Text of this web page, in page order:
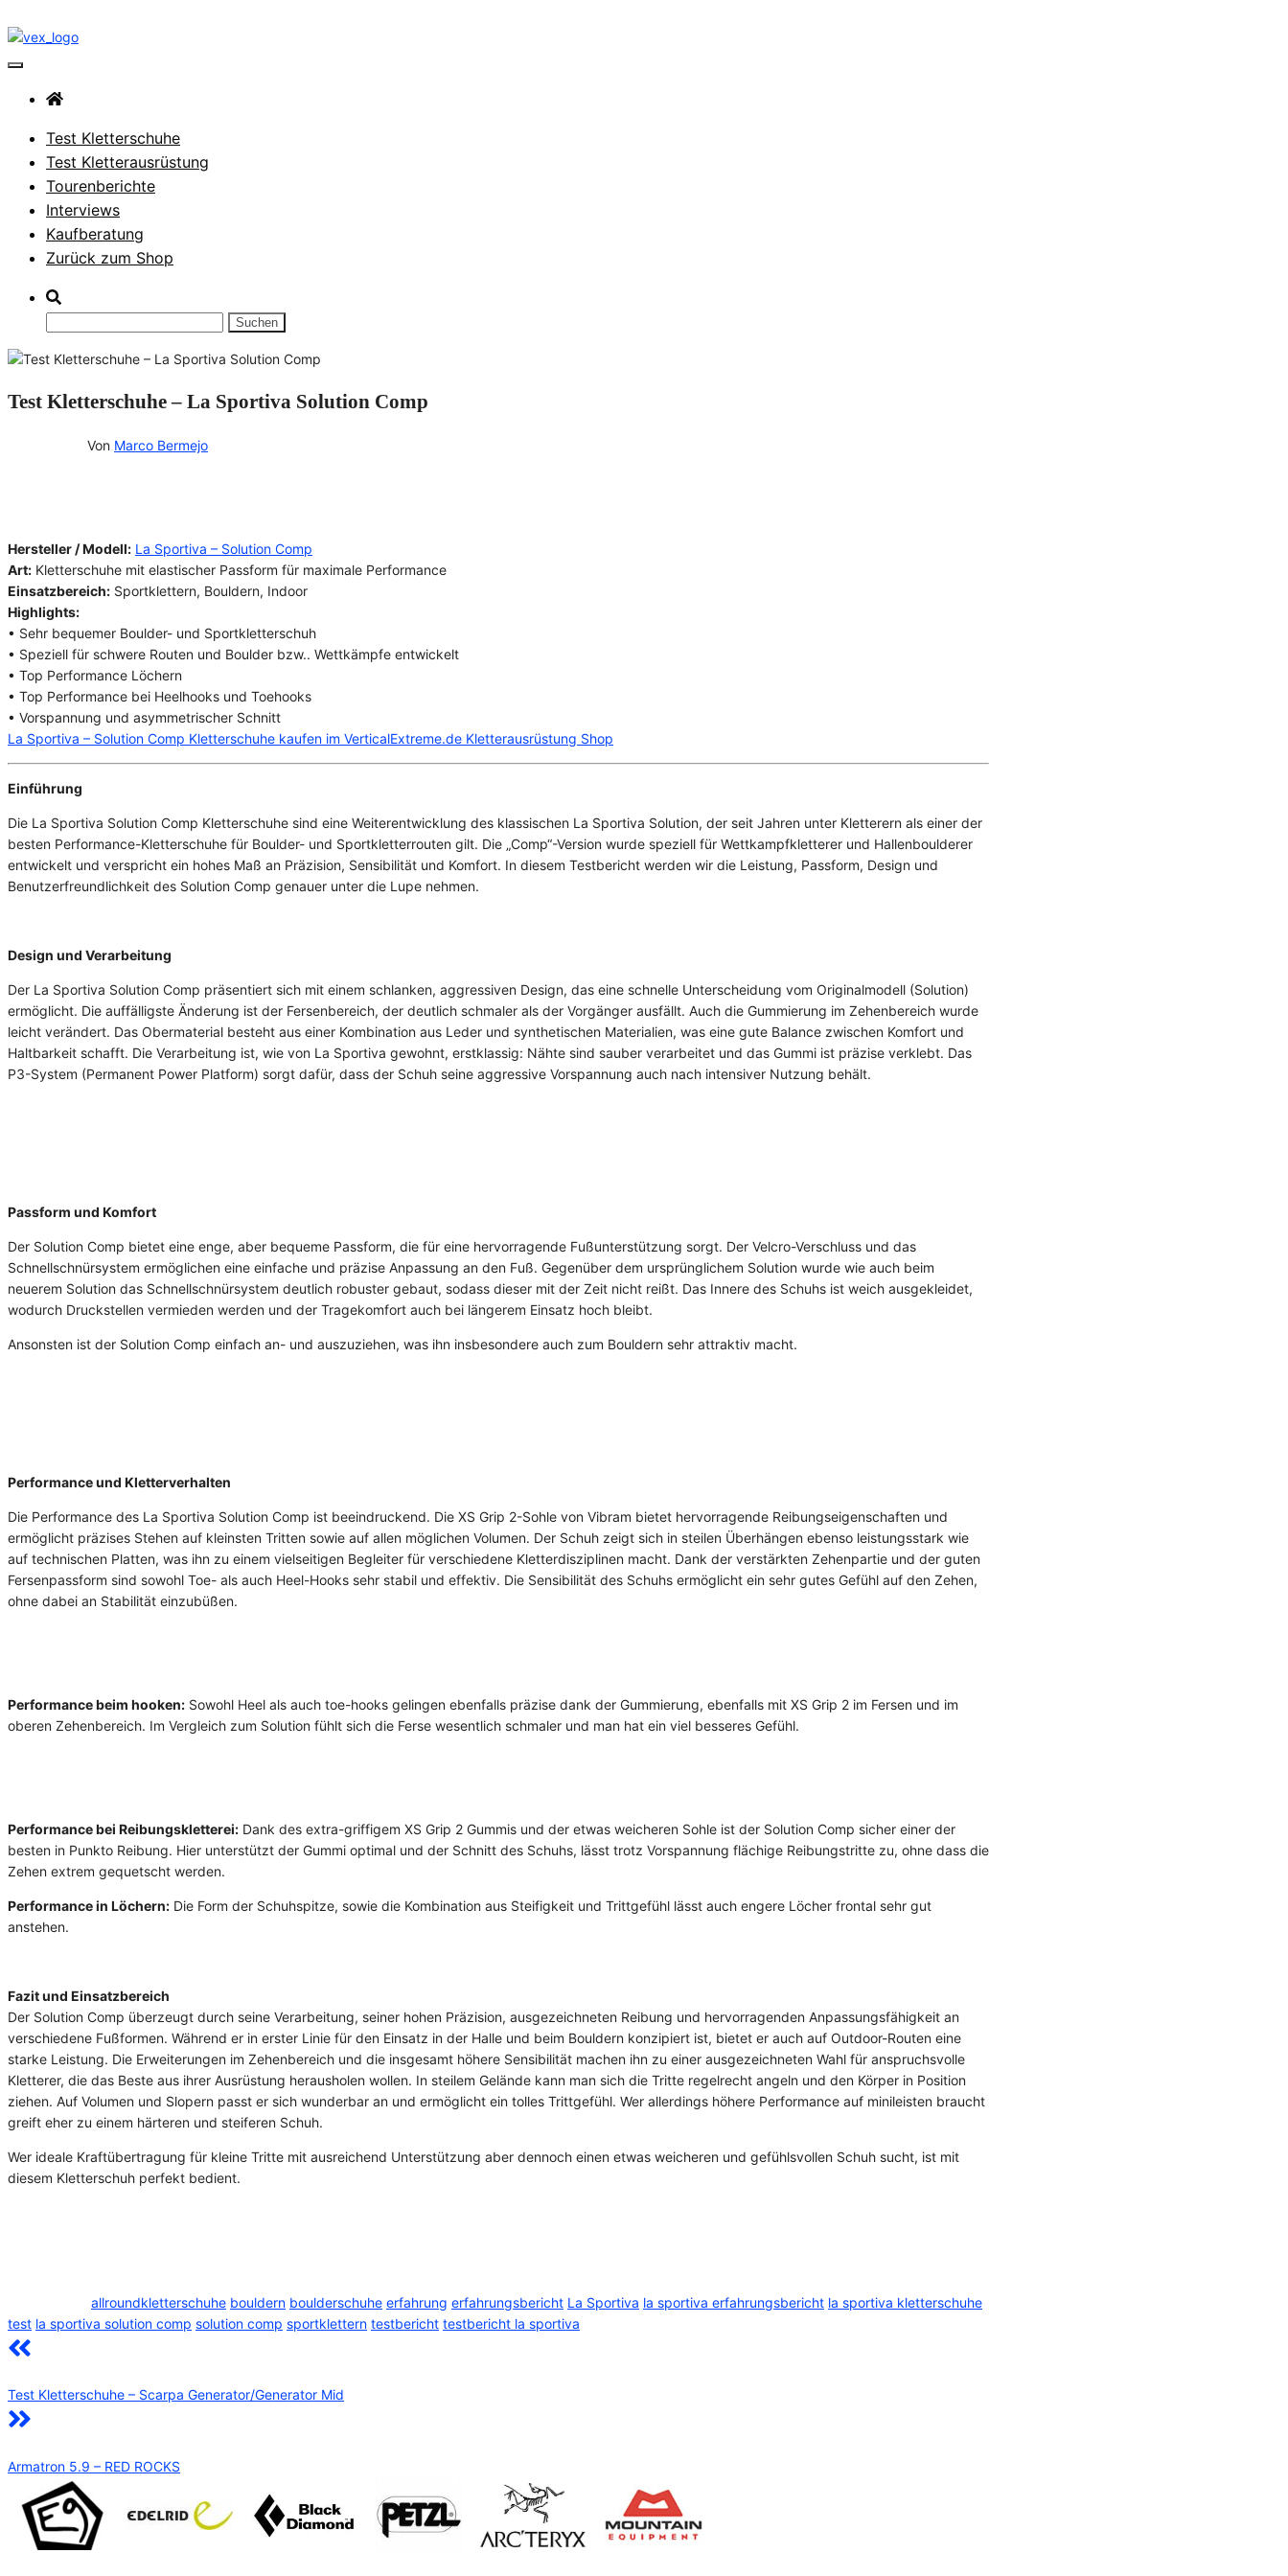
Inhalt
springen
VerticalExtreme Blog
Test Kletterschuhe
Test Kletterausrüstung
Tourenberichte
Interviews
Kaufberatung
Zurück zum Shop
Test Kletterschuhe – La Sportiva Solution Comp
Von Marco Bermejo
Hersteller / Modell: La Sportiva – Solution Comp
Art: Kletterschuhe mit elastischer Passform für maximale Performance
Einsatzbereich: Sportklettern, Bouldern, Indoor
Highlights:
• Sehr bequemer Boulder- und Sportkletterschuh
• Speziell für schwere Routen und Boulder bzw.. Wettkämpfe entwickelt
• Top Performance Löchern
• Top Performance bei Heelhooks und Toehooks
• Vorspannung und asymmetrischer Schnitt
La Sportiva – Solution Comp Kletterschuhe kaufen im VerticalExtreme.de Kletterausrüstung Shop
Einführung
Die La Sportiva Solution Comp Kletterschuhe sind eine Weiterentwicklung des klassischen La Sportiva Solution, der seit Jahren unter Kletterern als einer der
besten Performance-Kletterschuhe für Boulder- und Sportkletterrouten gilt. Die „Comp“-Version wurde speziell für Wettkampfkletterer und Hallenboulderer
entwickelt und verspricht ein hohes Maß an Präzision, Sensibilität und Komfort. In diesem Testbericht werden wir die Leistung, Passform, Design und
Benutzerfreundlichkeit des Solution Comp genauer unter die Lupe nehmen.
Design und Verarbeitung
Der La Sportiva Solution Comp präsentiert sich mit einem schlanken, aggressiven Design, das eine schnelle Unterscheidung vom Originalmodell (Solution)
ermöglicht. Die auffälligste Änderung ist der Fersenbereich, der deutlich schmaler als der Vorgänger ausfällt. Auch die Gummierung im Zehenbereich wurde
leicht verändert. Das Obermaterial besteht aus einer Kombination aus Leder und synthetischen Materialien, was eine gute Balance zwischen Komfort und
Haltbarkeit schafft. Die Verarbeitung ist, wie von La Sportiva gewohnt, erstklassig: Nähte sind sauber verarbeitet und das Gummi ist präzise verklebt. Das
P3-System (Permanent Power Platform) sorgt dafür, dass der Schuh seine aggressive Vorspannung auch nach intensiver Nutzung behält.
Passform und Komfort
Der Solution Comp bietet eine enge, aber bequeme Passform, die für eine hervorragende Fußunterstützung sorgt. Der Velcro-Verschluss und das
Schnellschnürsystem ermöglichen eine einfache und präzise Anpassung an den Fuß. Gegenüber dem ursprünglichem Solution wurde wie auch beim
neuerem Solution das Schnellschnürsystem deutlich robuster gebaut, sodass dieser mit der Zeit nicht reißt. Das Innere des Schuhs ist weich ausgekleidet,
wodurch Druckstellen vermieden werden und der Tragekomfort auch bei längerem Einsatz hoch bleibt.
Ansonsten ist der Solution Comp einfach an- und auszuziehen, was ihn insbesondere auch zum Bouldern sehr attraktiv macht.
Performance und Kletterverhalten
Die Performance des La Sportiva Solution Comp ist beeindruckend. Die XS Grip 2-Sohle von Vibram bietet hervorragende Reibungseigenschaften und
ermöglicht präzises Stehen auf kleinsten Tritten sowie auf allen möglichen Volumen. Der Schuh zeigt sich in steilen Überhängen ebenso leistungsstark wie
auf technischen Platten, was ihn zu einem vielseitigen Begleiter für verschiedene Kletterdisziplinen macht. Dank der verstärkten Zehenpartie und der guten
Fersenpassform sind sowohl Toe- als auch Heel-Hooks sehr stabil und effektiv. Die Sensibilität des Schuhs ermöglicht ein sehr gutes Gefühl auf den Zehen,
ohne dabei an Stabilität einzubüßen.
Performance beim hooken: Sowohl Heel als auch toe-hooks gelingen ebenfalls präzise dank der Gummierung, ebenfalls mit XS Grip 2 im Fersen und im
oberen Zehenbereich. Im Vergleich zum Solution fühlt sich die Ferse wesentlich schmaler und man hat ein viel besseres Gefühl.
Performance bei Reibungskletterei: Dank des extra-griffigem XS Grip 2 Gummis und der etwas weicheren Sohle ist der Solution Comp sicher einer der
besten in Punkto Reibung. Hier unterstützt der Gummi optimal und der Schnitt des Schuhs, lässt trotz Vorspannung flächige Reibungstritte zu, ohne dass die
Zehen extrem gequetscht werden.
Performance in Löchern: Die Form der Schuhspitze, sowie die Kombination aus Steifigkeit und Trittgefühl lässt auch engere Löcher frontal sehr gut
anstehen.
Fazit und Einsatzbereich
Der Solution Comp überzeugt durch seine Verarbeitung, seiner hohen Präzision, ausgezeichneten Reibung und hervorragenden Anpassungsfähigkeit an
verschiedene Fußformen. Während er in erster Linie für den Einsatz in der Halle und beim Bouldern konzipiert ist, bietet er auch auf Outdoor-Routen eine
starke Leistung. Die Erweiterungen im Zehenbereich und die insgesamt höhere Sensibilität machen ihn zu einer ausgezeichneten Wahl für anspruchsvolle
Kletterer, die das Beste aus ihrer Ausrüstung herausholen wollen. In steilem Gelände kann man sich die Tritte regelrecht angeln und den Körper in Position
ziehen. Auf Volumen und Slopern passt er sich wunderbar an und ermöglicht ein tolles Trittgefühl. Wer allerdings höhere Performance auf minileisten braucht
greift eher zu einem härteren und steiferen Schuh.
Wer ideale Kraftübertragung für kleine Tritte mit ausreichend Unterstützung aber dennoch einen etwas weicheren und gefühlsvollen Schuh sucht, ist mit
diesem Kletterschuh perfekt bedient.
allroundkletterschuhe bouldern boulderschuhe erfahrung erfahrungsbericht La Sportiva la sportiva erfahrungsbericht la sportiva kletterschuhe
test la sportiva solution comp solution comp sportklettern testbericht testbericht la sportiva
Test Kletterschuhe – Scarpa Generator/Generator Mid
Armatron 5.9 – RED ROCKS